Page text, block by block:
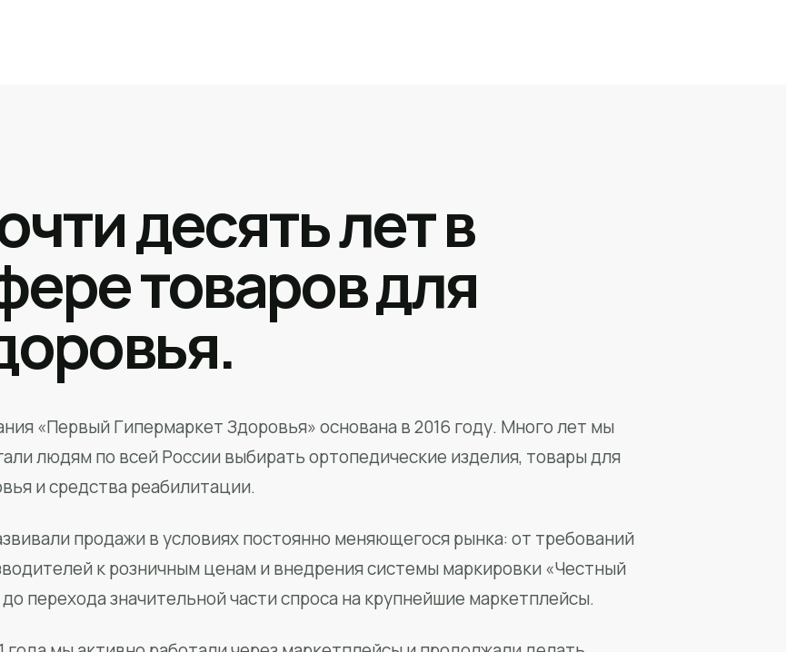
десять лет в
товаров для
«Первый Гипермаркет Здоровья» основана в 2016 году. Много лет мы
людям по всей России выбирать ортопедические изделия, товары для
и средства реабилитации.
продажи в условиях постоянно меняющегося рынка: от требований
к розничным ценам и внедрения системы маркировки «Честный
до перехода значительной части спроса на крупнейшие маркетплейсы.